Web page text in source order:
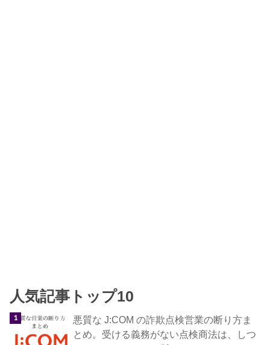
人気記事トップ10
悪質な J:COM の詐欺点検営業の断り方ま
とめ。受ける義務がない点検商法は、しつ